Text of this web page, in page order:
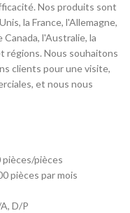
Nos produits sont
la France, l'Allemagne,
l'Australie, la
régions. Nous souhaitons
clients pour une visite,
et nous nous
pièces/pièces
pièces par mois
D/P